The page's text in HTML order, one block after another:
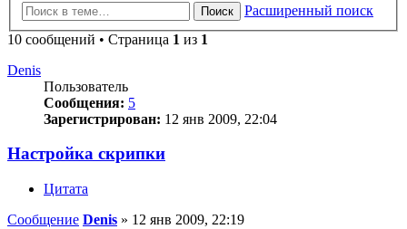
Поиск
Расширенный поиск
10 сообщений • Страница 1 из 1
Denis
Пользователь
Сообщения: 5
Зарегистрирован: 12 янв 2009, 22:04
Настройка скрипки
Цитата
Сообщение Denis » 12 янв 2009, 22:19